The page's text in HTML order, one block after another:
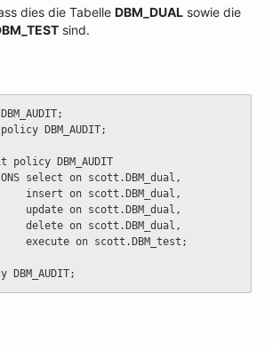
dies die Tabelle DBM_DUAL sowie die
sind.
policy DBM_AUDIT;
policy DBM_AUDIT
select on scott.DBM_dual,
insert on scott.DBM_dual,
update on scott.DBM_dual,
delete on scott.DBM_dual,
execute on scott.DBM_test;
DBM_AUDIT;